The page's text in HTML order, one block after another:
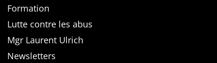
Formation
Lutte contre les abus
Mgr Laurent Ulrich
Newsletters